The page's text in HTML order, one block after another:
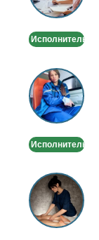
по
или
Исполнитель
Выведение
из
запоя.
Капельница,
Исполнитель
Массаж
лица
и
тела